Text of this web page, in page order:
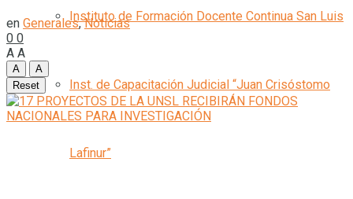
Instituto de Formación Docente Continua San Luis
Inst. de Capacitación Judicial “Juan Crisóstomo
Lafinur”
en Generales,Noticias
0 0
A A
A
A
Reset